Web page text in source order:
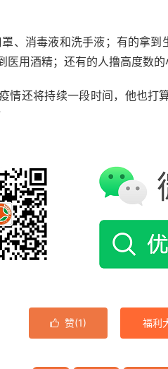
、消毒液和洗手液；有的拿
用酒精；还有的人撸高度数的
情还将持续一段时间，他也打
 赞(1) 福利